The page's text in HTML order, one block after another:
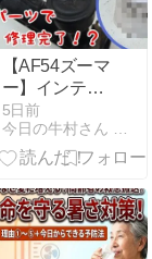
【AF54ズーマ
ー】インテー
クパイプ貧乏
修理！？の
巻。
5日前
今日の牛村さん 介護と育児と改造日誌